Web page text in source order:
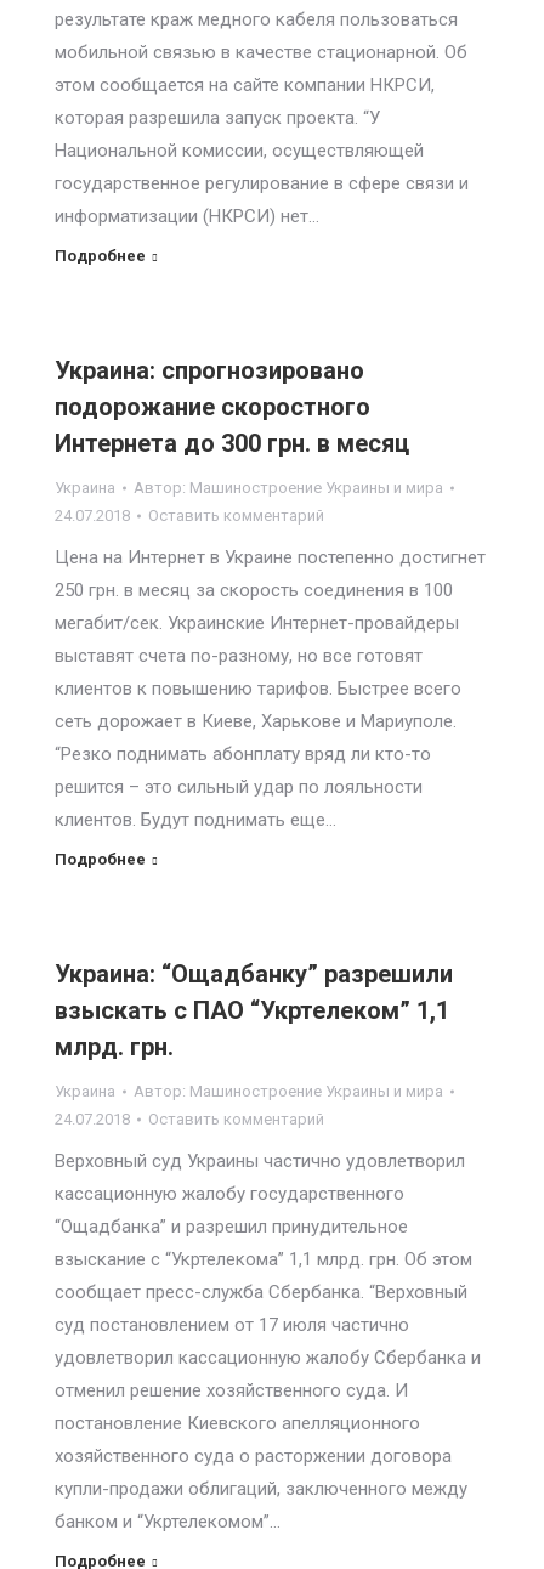
результате краж медного кабеля пользоваться
мобильной связью в качестве стационарной. Об
этом сообщается на сайте компании НКРСИ,
которая разрешила запуск проекта. “У
Национальной комиссии, осуществляющей
государственное регулирование в сфере связи и
информатизации (НКРСИ) нет…
Подробнее
Украина: спрогнозировано
подорожание скоростного
Интернета до 300 грн. в месяц
Украина Автор: Машиностроение Украины и мира
24.07.2018
Оставить комментарий
Цена на Интернет в Украине постепенно достигнет
250 грн. в месяц за скорость соединения в 100
мегабит/сек. Украинские Интернет-провайдеры
выставят счета по-разному, но все готовят
клиентов к повышению тарифов. Быстрее всего
сеть дорожает в Киеве, Харькове и Мариуполе.
“Резко поднимать абонплату вряд ли кто-то
решится – это сильный удар по лояльности
клиентов. Будут поднимать еще…
Подробнее
Украина: “Ощадбанку” разрешили
взыскать с ПАО “Укртелеком” 1,1
млрд. грн.
Украина Автор: Машиностроение Украины и мира
24.07.2018
Оставить комментарий
Верховный суд Украины частично удовлетворил
кассационную жалобу государственного
“Ощадбанка” и разрешил принудительное
взыскание с “Укртелекома” 1,1 млрд. грн. Об этом
сообщает пресс-служба Сбербанка. “Верховный
суд постановлением от 17 июля частично
удовлетворил кассационную жалобу Сбербанка и
отменил решение хозяйственного суда. И
постановление Киевского апелляционного
хозяйственного суда о расторжении договора
купли-продажи облигаций, заключенного между
банком и “Укртелекомом”…
Подробнее